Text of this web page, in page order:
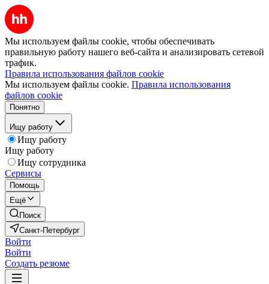
Мы используем файлы cookie, чтобы обеспечивать
правильную работу нашего веб-сайта и анализировать сетевой
трафик.
Правила использования файлов cookie
Мы используем файлы cookie. Правила использования
файлов cookie
Понятно
Ищу работу
Ищу работу
Ищу работу
Ищу сотрудника
Сервисы
Помощь
Ещё
Поиск
Санкт-Петербург
Войти
Войти
Создать резюме